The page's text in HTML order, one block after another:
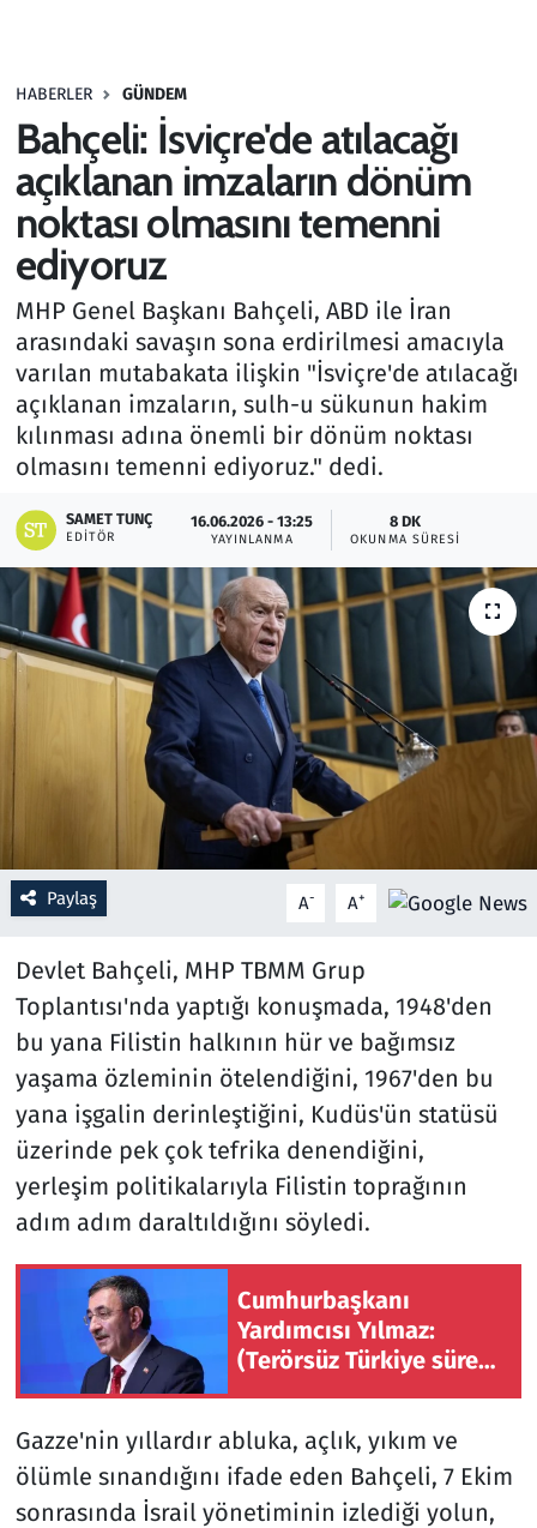
HABERLER GÜNDEM
Bahçeli: İsviçre'de atılacağı
açıklanan imzaların dönüm
noktası olmasını temenni
ediyoruz
MHP Genel Başkanı Bahçeli, ABD ile İran
arasındaki savaşın sona erdirilmesi amacıyla
varılan mutabakata ilişkin "İsviçre'de atılacağı
açıklanan imzaların, sulh-u sükunun hakim
kılınması adına önemli bir dönüm noktası
olmasını temenni ediyoruz." dedi.
SAMET TUNÇ
EDITÖR
16.06.2026 - 13:25
YAYINLANMA
8 DK
OKUNMA SÜRESI
Paylaş A- A+
Devlet Bahçeli, MHP TBMM Grup
Toplantısı'nda yaptığı konuşmada, 1948'den
bu yana Filistin halkının hür ve bağımsız
yaşama özleminin ötelendiğini, 1967'den bu
yana işgalin derinleştiğini, Kudüs'ün statüsü
üzerinde pek çok tefrika denendiğini,
yerleşim politikalarıyla Filistin toprağının
adım adım daraltıldığını söyledi.
Cumhurbaşkanı
Yardımcısı Yılmaz:
(Terörsüz Türkiye süreci)
geçmiş olacak
Gazze'nin yıllardır abluka, açlık, yıkım ve
ölümle sınandığını ifade eden Bahçeli, 7 Ekim
sonrasında İsrail yönetiminin izlediği yolun,
Haber
Kültür Sanat
Kurumsal Haberler
Lezzet Durağı
Memur ve Kamu
Otomobil
Oyun
Ramazan
Resmi İlanlar
Rüya Tabirleri
Savunma Sanayi
Seçim 2023
Spor
Teknoloji ve Bilim
Televizyon